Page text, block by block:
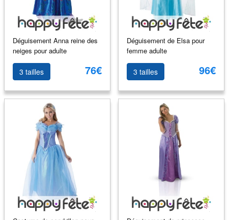
Déguisement Anna reine des
neiges pour adulte
3 tailles 76€
Déguisement de Elsa pour
femme adulte
3 tailles 96€